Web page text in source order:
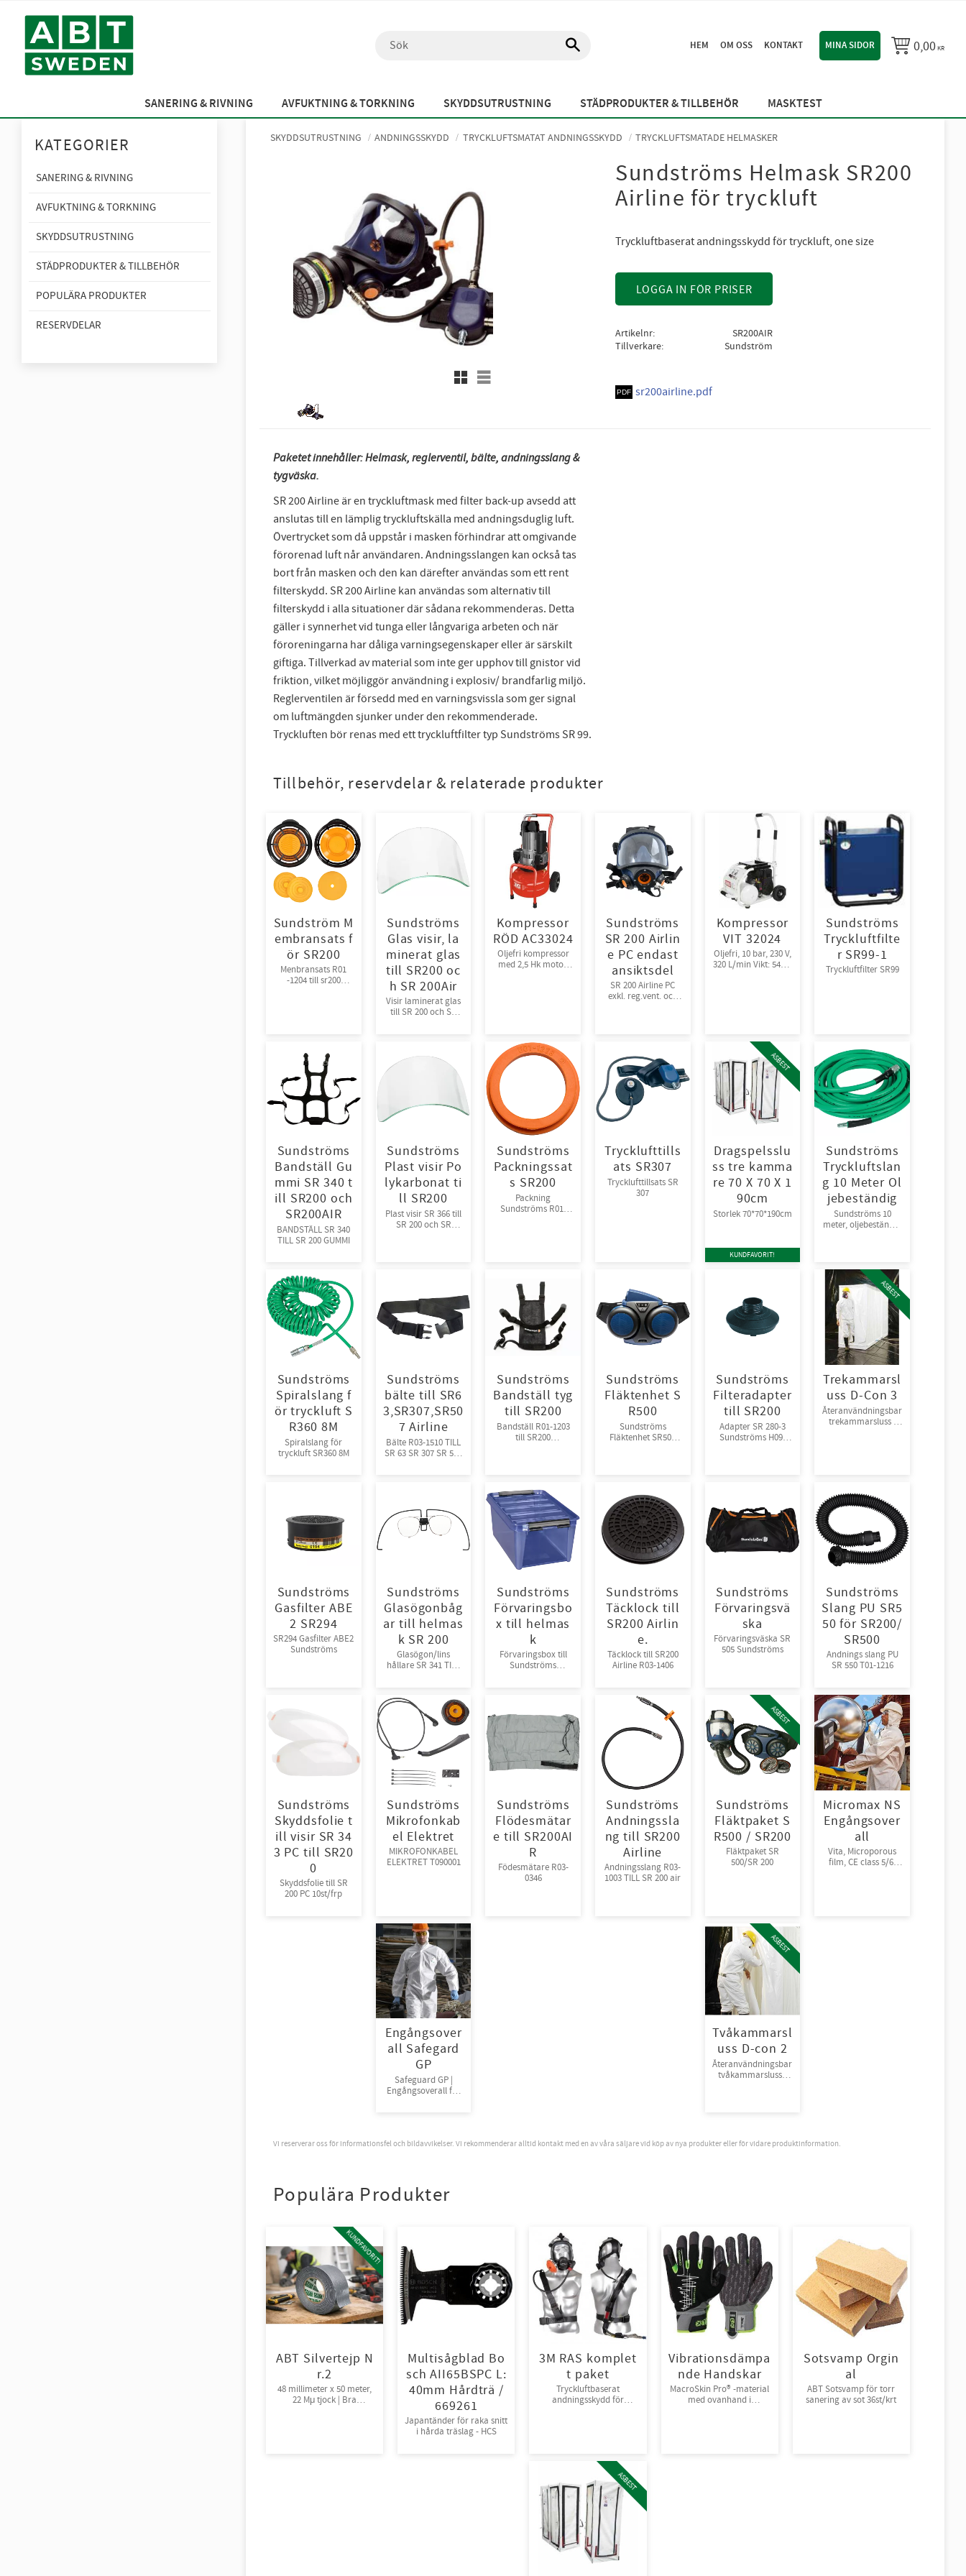
HEM OM OSS KONTAKT MINA SIDOR 0,00KR
SANERING & RIVNING AVFUKTNING & TORKNING SKYDDSUTRUSTNING STÄDPRODUKTER & TILLBEHÖR MASKTEST
SKYDDSUTRUSTNING ANDNINGSSKYDD TRYCKLUFTSMATAT ANDNINGSSKYDD TRYCKLUFTSMATADE HELMASKER
Sundströms Helmask SR200
Airline för tryckluft
Tryckluftbaserat andningsskydd för tryckluft, one size
Rutnätsvy
Listvy
LOGGA IN FÖR PRISER
Artikelnr
SR200AIR
Tillverkare
Sundström
sr200airline.pdf
Paketet innehåller: Helmask, reglerventil, bälte, andningsslang &
tygväska.
SR 200 Airline är en tryckluftmask med filter back-up avsedd att
anslutas till en lämplig tryckluftskälla med andningsduglig luft.
Övertrycket som då uppstår i masken förhindrar att omgivande
förorenad luft når användaren. Andningsslangen kan också tas
bort från masken och den kan därefter användas som ett rent
filterskydd. SR 200 Airline kan användas som alternativ till
filterskydd i alla situationer där sådana rekommenderas. Detta
gäller i synnerhet vid tunga eller långvariga arbeten och när
föroreningarna har dåliga varningsegenskaper eller är särskilt
giftiga. Tillverkad av material som inte ger upphov till gnistor vid
friktion, vilket möjliggör användning i explosiv/ brandfarlig miljö.
Reglerventilen är försedd med en varningsvissla som ger signal
om luftmängden sjunker under den rekommenderade.
Tryckluften bör renas med ett tryckluftfilter typ Sundströms SR 99.
Tillbehör, reservdelar & relaterade produkter
Sundström M
embransats f
ör SR200
Menbransats R01
-1204 till sr200
Sundströms
Glas visir, la
minerat glas
till SR200 oc
h SR 200Air
Visir laminerat glas
till SR 200 och SR
Kompressor
RÖD AC33024
​​Oljefri kompressor
med 2,5 Hk motor.
Sundströms
SR 200 Airlin
e PC endast
ansiktsdel
SR 200 Airline PC
exkl. reg.vent. och
Kompressor
VIT 32024
Oljefri, 10 bar, 230 V,
320 L/min Vikt: 54kg,
Sundströms
Tryckluftfilte
r SR99-1
Tryckluftfilter SR99
Sundströms
Bandställ Gu
mmi SR 340 t
ill SR200 och
SR200AIR
BANDSTÄLL SR 340
TILL SR 200 GUMMI
Sundströms
Plast visir Po
lykarbonat ti
ll SR200
Plast visir SR 366 till
SR 200 och SR
Sundströms
Packningssat
s SR200
Packning
Sundströms R01-
Trycklufttills
ats SR307
Trycklufttillsats SR
307
Dragspelsslu
ss tre kamma
re 70 X 70 X 1
90cm
Storlek 70*70*190cm
ASBEST
KUNDFAVORIT!
Sundströms
Tryckluftslan
g 10 Meter Ol
jebeständig
Sundströms 10
meter, oljebeständig
Sundströms
Spiralslang f
ör tryckluft S
R360 8M
Spiralslang för
tryckluft SR360 8M
Sundströms
bälte till SR6
3,SR307,SR50
7 Airline
Bälte R03-1510 TILL
SR 63 SR 307 SR 507
Sundströms
Bandställ tyg
till SR200
​Bandställ R01-1203
till SR200
Sundströms
Fläktenhet S
R500
Sundströms
Fläktenhet SR500
Sundströms
Filteradapter
till SR200
Adapter SR 280-3
Sundströms H09-
Trekammarsl
uss D-Con 3
Återanvändningsbar
trekammarsluss i
ASBEST
Sundströms
Gasfilter ABE
2 SR294
SR294 Gasfilter ABE2
Sundströms
Sundströms
Glasögonbåg
ar till helmas
k SR 200
Glasögon/lins
hållare SR 341 TILL
Sundströms
Förvaringsbo
x till helmas
k
Förvaringsbox till
Sundströms
Sundströms
Täcklock till
SR200 Airlin
e.
Täcklock till SR200
Airline R03-1406
Sundströms
Förvaringsvä
ska
Förvaringsväska SR
505 Sundströms
Sundströms
Slang PU SR5
50 för SR200/
SR500
Andnings slang PU
SR 550 T01-1216
Sundströms
Skyddsfolie t
ill visir SR 34
3 PC till SR20
0
Skyddsfolie till SR
200 PC 10st/frp
Sundströms
Mikrofonkab
el Elektret
MIKROFONKABEL
ELEKTRET T090001
Sundströms
Flödesmätar
e till SR200AI
R
Födesmätare R03-
0346
Sundströms
Andningssla
ng till SR200
Airline
Andningsslang R03-
1003 TILL SR 200 air
Sundströms
Fläktpaket S
R500 / SR200
Fläktpaket SR
500/SR 200
ASBEST
Micromax NS
Engångsover
all
Vita, Microporous
film, CE class 5/6.
Engångsover
all Safegard
GP
Safeguard GP |
Engångsoverall för
god arbetskomfort.
Tvåkammarsl
uss D-con 2
Återanvändningsbar
tvåkammarsluss i
ASBEST
Vi reserverar oss för informationsfel och bildavvikelser. Vi rekommenderar alltid kontakt med en av våra säljare vid köp av nya produkter eller för vidare produktinformation.
Populära Produkter
ABT Silvertejp N
r.2
48 millimeter x 50 meter,
22 Mμ tjock | Bra
KUNDFAVORIT!
Multisågblad Bo
sch AII65BSPC L:
40mm Hårdträ /
669261
Japantänder för raka snitt
i hårda träslag - HCS
3M RAS komplet
t paket
Tryckluftbaserat
andningsskydd för
Vibrationsdämpa
nde Handskar
MacroSkin Pro® -material
med ovanhand i
Sotsvamp Orgin
al
ABT Sotsvamp för torr
sanering av sot 36st/krt
ASBEST
KATEGORIER
SANERING & RIVNING
AVFUKTNING & TORKNING
SKYDDSUTRUSTNING
STÄDPRODUKTER & TILLBEHÖR
POPULÄRA PRODUKTER
RESERVDELAR